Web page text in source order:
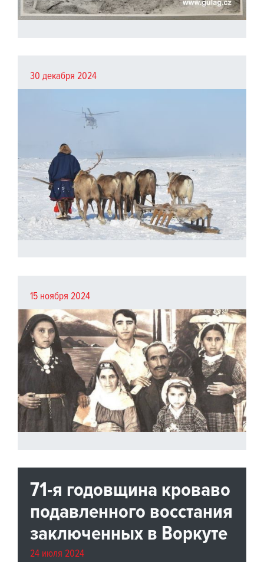
30 декабря 2024
15 ноября 2024
71-я годовщина кроваво
подавленного восстания
заключенных в Воркуте
24 июля 2024